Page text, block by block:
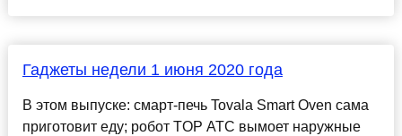
Гаджеты недели 1 июня 2020 года
В этом выпуске: смарт-печь Tovala Smart Oven сама
приготовит еду; робот TOP ATC вымоет наружные